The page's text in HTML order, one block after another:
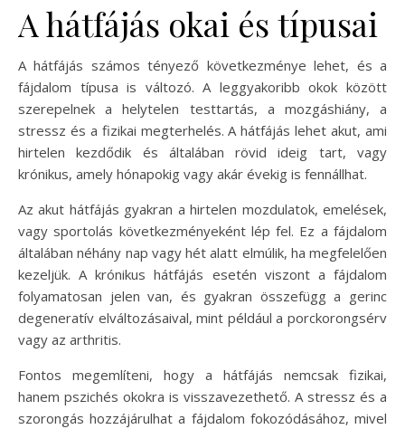
A hátfájás okai és típusai
A hátfájás számos tényező következménye lehet, és a
fájdalom típusa is változó. A leggyakoribb okok között
szerepelnek a helytelen testtartás, a mozgáshiány, a
stressz és a fizikai megterhelés. A hátfájás lehet akut, ami
hirtelen kezdődik és általában rövid ideig tart, vagy
krónikus, amely hónapokig vagy akár évekig is fennállhat.
Az akut hátfájás gyakran a hirtelen mozdulatok, emelések,
vagy sportolás következményeként lép fel. Ez a fájdalom
általában néhány nap vagy hét alatt elmúlik, ha megfelelően
kezeljük. A krónikus hátfájás esetén viszont a fájdalom
folyamatosan jelen van, és gyakran összefügg a gerinc
degeneratív elváltozásaival, mint például a porckorongsérv
vagy az arthritis.
Fontos megemlíteni, hogy a hátfájás nemcsak fizikai,
hanem pszichés okokra is visszavezethető. A stressz és a
szorongás hozzájárulhat a fájdalom fokozódásához, mivel